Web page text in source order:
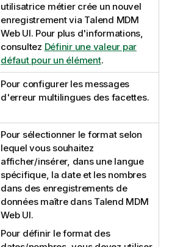
utilisatrice métier crée un nouvel
enregistrement via Talend MDM
Web UI. Pour plus d'informations,
consultez Définir une valeur par
défaut pour un élément.
Pour configurer les messages
d'erreur multilingues des facettes.
Pour sélectionner le format selon
lequel vous souhaitez
afficher/insérer, dans une langue
spécifique, la date et les nombres
dans des enregistrements de
données maître dans Talend MDM
Web UI.
Pour définir le format des